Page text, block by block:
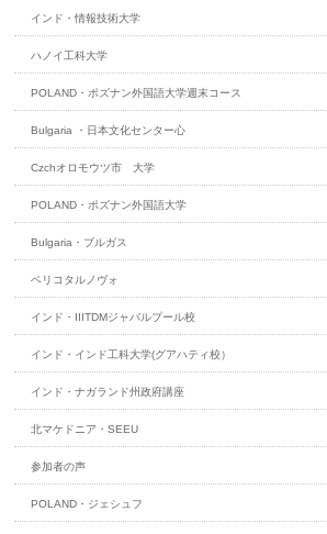
インド・情報技術大学
ハノイ工科大学
POLAND・ポズナン外国語大学週末コース
Bulgaria ・日本文化センター心
Czchオロモウツ市 大学
POLAND・ポズナン外国語大学
Bulgaria・ブルガス
ベリコタルノヴォ
インド・IIITDMジャバルプール校
インド・インド工科大学(グアハティ校）
インド・ナガランド州政府講座
北マケドニア・SEEU
参加者の声
POLAND・ジェシュフ